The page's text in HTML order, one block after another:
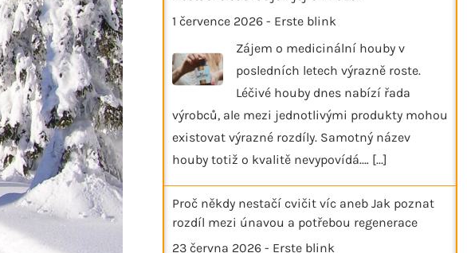
1 července 2026 - Erste blink
Zájem o medicinální houby v
posledních letech výrazně roste.
Léčivé houby dnes nabízí řada
výrobců, ale mezi jednotlivými produkty mohou
existovat výrazné rozdíly. Samotný název
houby totiž o kvalitě nevypovídá.… [...]
Proč někdy nestačí cvičit víc aneb Jak poznat
rozdíl mezi únavou a potřebou regenerace
23 června 2026 - Erste blink